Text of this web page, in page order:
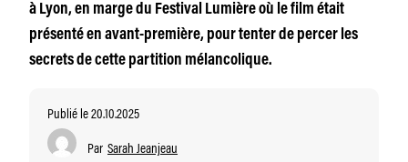
à Lyon, en marge du Festival Lumière où le film était
présenté en avant-première, pour tenter de percer les
secrets de cette partition mélancolique.
Publié le 20.10.2025
Par Sarah Jeanjeau